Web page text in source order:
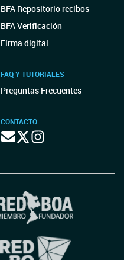
BFA Repositorio recibos
BFA Verificación
Firma digital
FAQ Y TUTORIALES
Preguntas Frecuentes
CONTACTO